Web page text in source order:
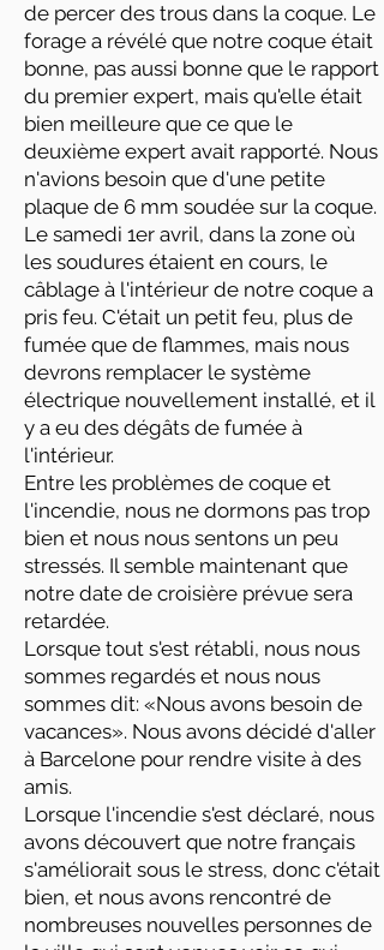
de percer des trous dans la coque. Le
forage a révélé que notre coque était
bonne, pas aussi bonne que le rapport
du premier expert, mais qu'elle était
bien meilleure que ce que le
deuxième expert avait rapporté. Nous
n'avions besoin que d'une petite
plaque de 6 mm soudée sur la coque.
Le samedi 1er avril, dans la zone où
les soudures étaient en cours, le
câblage à l'intérieur de notre coque a
pris feu. C'était un petit feu, plus de
fumée que de flammes, mais nous
devrons remplacer le système
électrique nouvellement installé, et il
y a eu des dégâts de fumée à
l'intérieur.
Entre les problèmes de coque et
l'incendie, nous ne dormons pas trop
bien et nous nous sentons un peu
stressés. Il semble maintenant que
notre date de croisière prévue sera
retardée.
Lorsque tout s'est rétabli, nous nous
sommes regardés et nous nous
sommes dit: «Nous avons besoin de
vacances». Nous avons décidé d'aller
à Barcelone pour rendre visite à des
amis.
Lorsque l'incendie s'est déclaré, nous
avons découvert que notre français
s'améliorait sous le stress, donc c'était
bien, et nous avons rencontré de
nombreuses nouvelles personnes de